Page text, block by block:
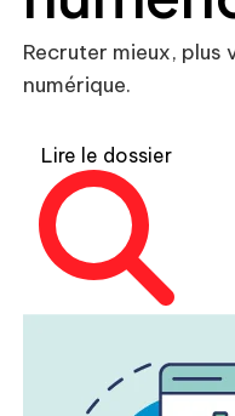
Recruter mieux, plus
numérique.
Lire le dossier